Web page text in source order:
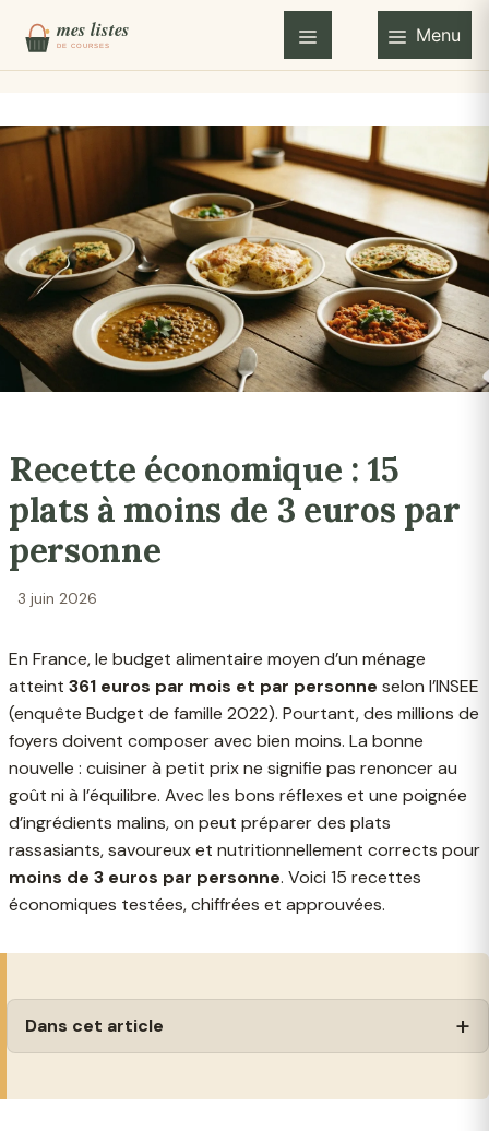
contenu
Menu Menu
Recette économique : 15
plats à moins de 3 euros par
personne
3 juin 2026
En France, le budget alimentaire moyen d’un ménage
atteint 361 euros par mois et par personne selon l’INSEE
(enquête Budget de famille 2022). Pourtant, des millions de
foyers doivent composer avec bien moins. La bonne
nouvelle : cuisiner à petit prix ne signifie pas renoncer au
goût ni à l’équilibre. Avec les bons réflexes et une poignée
d’ingrédients malins, on peut préparer des plats
rassasiants, savoureux et nutritionnellement corrects pour
moins de 3 euros par personne. Voici 15 recettes
économiques testées, chiffrées et approuvées.
Dans cet article